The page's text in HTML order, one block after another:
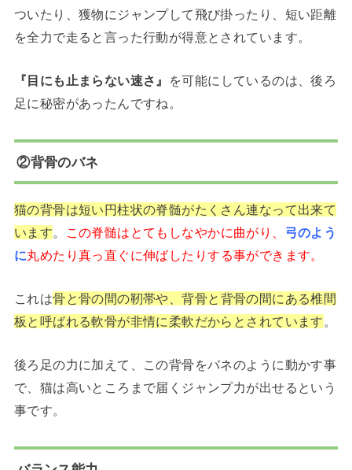
ついたり、獲物にジャンプして飛び掛ったり、短い距離
を全力で走ると言った行動が得意とされています。
『目にも止まらない速さ』
を可能にしているのは、後ろ
足に秘密があったんですね。
②背骨のバネ
猫の背骨は短い円柱状の脊髄がたくさん連なって出来て
います
この脊髄はとてもしなやかに曲がり、 弓のよう
に丸めたり真っ直ぐに伸ばしたりする事ができます。
これは骨と骨の間の靭帯や、背骨と背骨の間にある椎間
板と呼ばれる軟骨が非情に柔軟だからとされています 。
後ろ足の力に加えて、この背骨をバネのように動かす事
で、猫は高いところまで届くジャンプ力が出せるという
事です。